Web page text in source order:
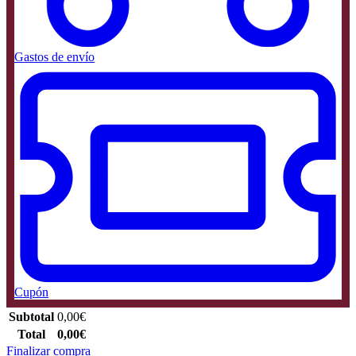
Gastos de envío
Cupón
Subtotal 0,00€
Total
0,00€
Finalizar compra